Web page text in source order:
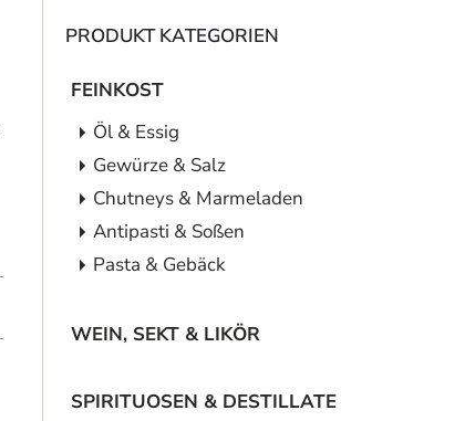
PRODUKT KATEGORIEN
FEINKOST
Öl & Essig
Gewürze & Salz
Chutneys & Marmeladen
Antipasti & Soßen
Pasta & Gebäck
WEIN, SEKT & LIKÖR
SPIRITUOSEN & DESTILLATE